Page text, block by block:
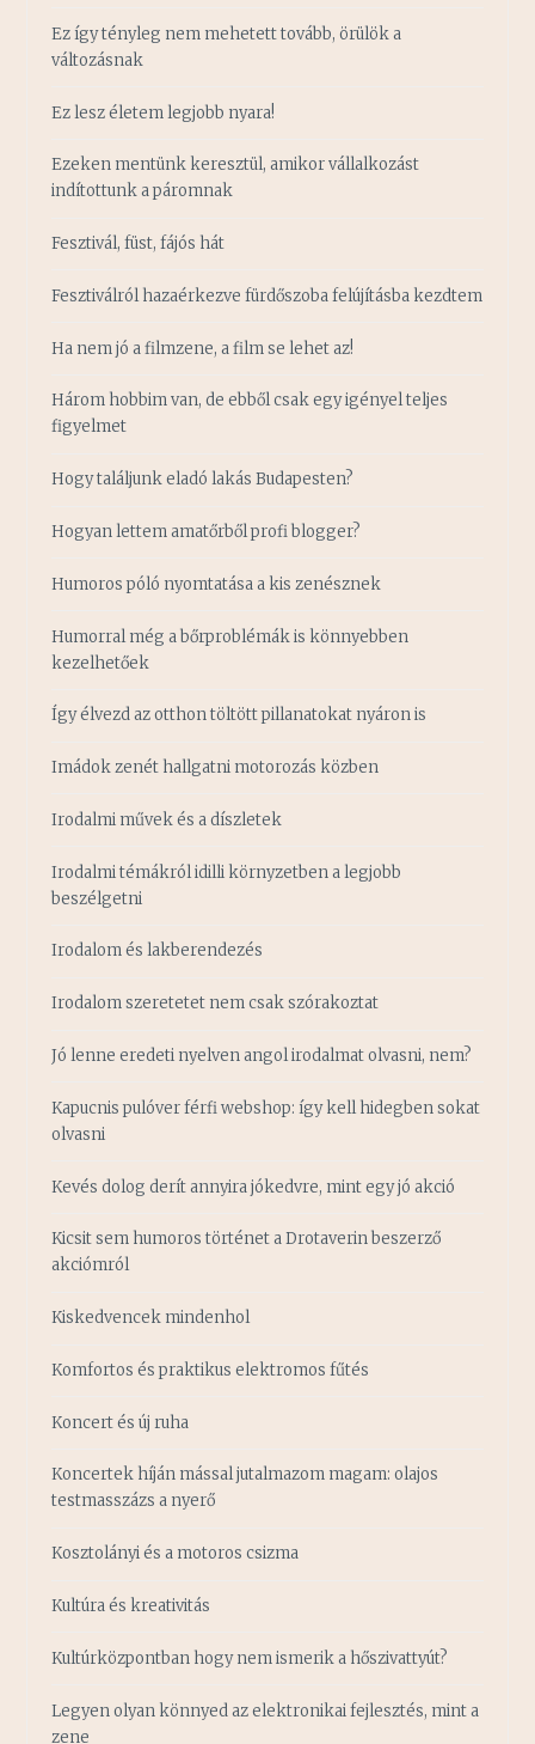
Ez így tényleg nem mehetett tovább, örülök a
változásnak
Ez lesz életem legjobb nyara!
Ezeken mentünk keresztül, amikor vállalkozást
indítottunk a páromnak
Fesztivál, füst, fájós hát
Fesztiválról hazaérkezve fürdőszoba felújításba kezdtem
Ha nem jó a filmzene, a film se lehet az!
Három hobbim van, de ebből csak egy igényel teljes
figyelmet
Hogy találjunk eladó lakás Budapesten?
Hogyan lettem amatőrből profi blogger?
Humoros póló nyomtatása a kis zenésznek
Humorral még a bőrproblémák is könnyebben
kezelhetőek
Így élvezd az otthon töltött pillanatokat nyáron is
Imádok zenét hallgatni motorozás közben
Irodalmi művek és a díszletek
Irodalmi témákról idilli környzetben a legjobb
beszélgetni
Irodalom és lakberendezés
Irodalom szeretetet nem csak szórakoztat
Jó lenne eredeti nyelven angol irodalmat olvasni, nem?
Kapucnis pulóver férfi webshop: így kell hidegben sokat
olvasni
Kevés dolog derít annyira jókedvre, mint egy jó akció
Kicsit sem humoros történet a Drotaverin beszerző
akciómról
Kiskedvencek mindenhol
Komfortos és praktikus elektromos fűtés
Koncert és új ruha
Koncertek híján mással jutalmazom magam: olajos
testmasszázs a nyerő
Kosztolányi és a motoros csizma
Kultúra és kreativitás
Kultúrközpontban hogy nem ismerik a hőszivattyút?
Legyen olyan könnyed az elektronikai fejlesztés, mint a
zene